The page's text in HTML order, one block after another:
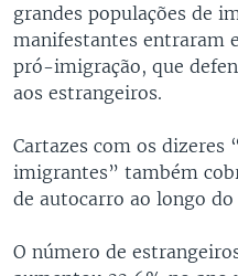
grandes populações de
manifestantes entraram
pró-imigração, que
aos estrangeiros.
Cartazes com os dizeres
imigrantes” também
de autocarro ao longo
O número de